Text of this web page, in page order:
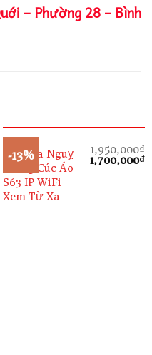
– Phường 28 – Bình
-13%
Camera Nguỵ
Trang Cúc Áo
S63 IP WiFi
Xem Từ Xa
1,950,000₫
Giá
1,700,000₫